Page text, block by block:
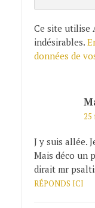
Ce site utilise
indésirables.
données de
25
J y suis allée.
Mais déco un
dirait mr
RÉPONDS ICI